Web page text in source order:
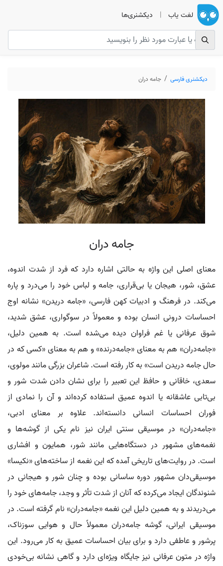
لغت یاب | دیکشنری‌ها
دیکشنری فارسی جامه دران
جامه دران
معنای اصلی این واژه به حالتی اشاره دارد که فرد از شدت اندوه،
عشق، شور، هیجان یا بی‌قراری، جامه و لباس خود را می‌درد و پاره
می‌کند. در فرهنگ و ادبیات کهن فارسی، «جامه دریدن» نشانه اوج
احساسات درونی انسان بوده و معمولاً در سوگواری، عشق شدید،
شوق عرفانی یا غم فراوان دیده می‌شده است. به همین دلیل،
«جامه‌دران» هم به معنای «جامه‌درنده» و هم به معنای «کسی که در
حال جامه دریدن است» به کار رفته است. شاعران بزرگی مانند مولوی،
سعدی، خاقانی و حافظ این تعبیر را برای نشان دادن شدت شور و
بی‌تابی عاشقانه یا اندوه عمیق استفاده کرده‌اند و آن را نمادی از
فوران احساسات انسانی دانسته‌اند. علاوه بر معنای ادبی،
«جامه‌دران» در موسیقی سنتی ایران نیز نام یکی از گوشه‌ها و
نغمه‌های مشهور در دستگاه‌هایی مانند شور، همایون و افشاری
است. در روایت‌های تاریخی آمده که این نغمه از ساخته‌های «نکیسا»
موسیقی‌دان مشهور دوره ساسانی بوده و چنان شور و هیجانی در
شنوندگان ایجاد می‌کرده که آنان از شدت تأثر و وجد، جامه‌های خود را
می‌دریدند و به همین دلیل این نغمه «جامه‌دران» نام گرفته است. در
موسیقی ایرانی، گوشه جامه‌دران معمولاً حال و هوایی سوزناک،
پرشور و عاطفی دارد و برای بیان احساسات عمیق به کار می‌رود. این
واژه در متون عرفانی نیز جایگاه ویژه‌ای دارد و گاهی نشانه بی‌خودی